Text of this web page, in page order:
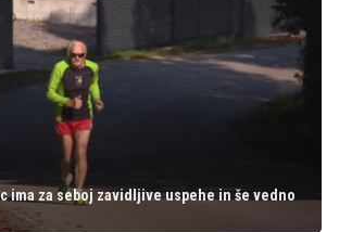
ima za seboj zavidljive uspehe in še vedno